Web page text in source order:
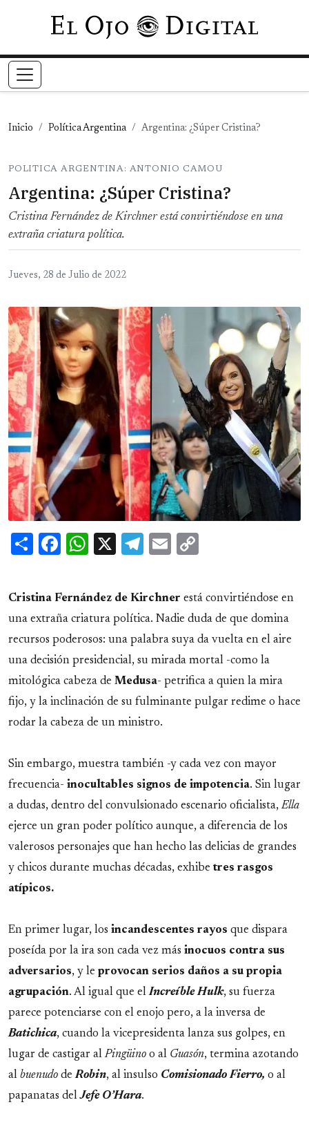
Pasar al contenido principal
Inicio Política Argentina Argentina: ¿Súper Cristina?
POLITICA ARGENTINA: ANTONIO CAMOU
Argentina: ¿Súper Cristina?
Cristina Fernández de Kirchner está convirtiéndose en una
extraña criatura política.
Jueves, 28 de Julio de 2022
ShareFacebook
WhatsApp
X Telegram
Email
Cristina Fernández de Kirchner está convirtiéndose en
una extraña criatura política. Nadie duda de que domina
recursos poderosos: una palabra suya da vuelta en el aire
una decisión presidencial, su mirada mortal -como la
mitológica cabeza de Medusa- petrifica a quien la mira
fijo, y la inclinación de su fulminante pulgar redime o hace
rodar la cabeza de un ministro.
Sin embargo, muestra también -y cada vez con mayor
frecuencia- inocultables signos de impotencia. Sin lugar
a dudas, dentro del convulsionado escenario oficialista, Ella
ejerce un gran poder político aunque, a diferencia de los
valerosos personajes que han hecho las delicias de grandes
y chicos durante muchas décadas, exhibe tres rasgos
atípicos.
En primer lugar, los incandescentes rayos que dispara
poseída por la ira son cada vez más inocuos contra sus
adversarios, y le provocan serios daños a su propia
agrupación. Al igual que elIncreíble Hulk, su fuerza
parece potenciarse con el enojo pero, a la inversa de
Batichica, cuando la vicepresidenta lanza sus golpes, en
lugar de castigar al Pingüino o al Guasón, termina azotando
al buenudo deRobin, al insulso Comisionado Fierro, o al
papanatas delJefe O’Hara.